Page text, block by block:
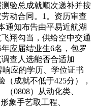
验总成就顺次递补并按
动合同。1。资历审查
通知布告由平易近航湖
翔勾当，供给空中交通
应届结业生6名，包罗
查人选能否合适加
应的学历、学位证书
成就不低于425分），
0808）从动化类、
象手艺取工程、